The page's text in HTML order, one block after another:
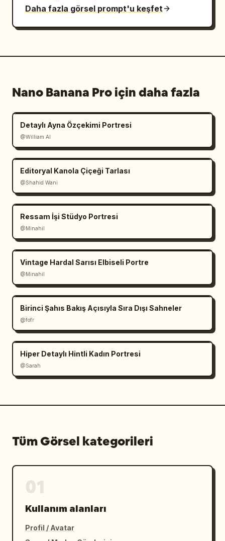
Daha fazla görsel prompt'u keşfet
Nano Banana Pro için daha fazla
Detaylı Ayna Özçekimi Portresi
@William AI
Editoryal Kanola Çiçeği Tarlası
@Shahid Wani
Ressam İşi Stüdyo Portresi
@Minahil
Vintage Hardal Sarısı Elbiseli Portre
@Minahil
Birinci Şahıs Bakış Açısıyla Sıra Dışı Sahneler
@fofr
Hiper Detaylı Hintli Kadın Portresi
@Sarah
Tüm Görsel kategorileri
Kullanım alanları
Profil / Avatar